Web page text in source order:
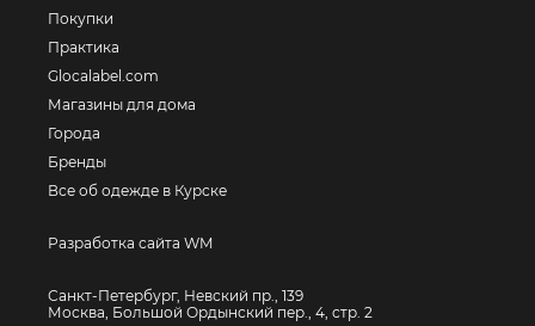
Покупки
Практика
Glocalabel.com
Магазины для дома
Города
Бренды
Все об одежде в Курске
Разработка сайта WM
Санкт-Петербург, Невский пр., 139
Москва, Большой Ордынский пер., 4, стр. 2